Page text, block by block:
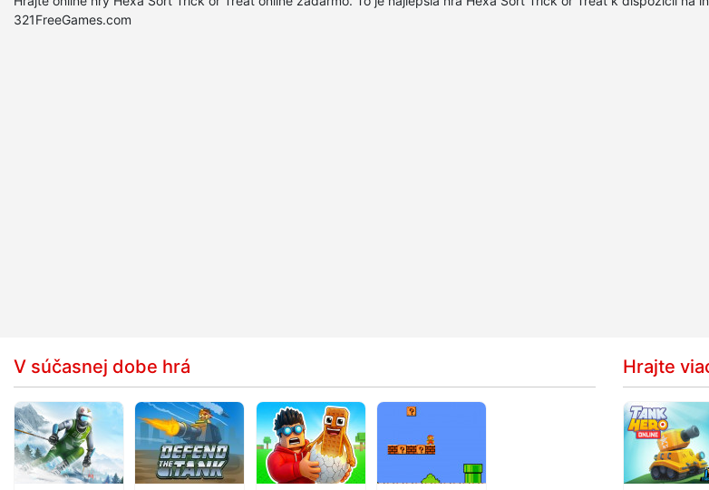
321FreeGames.com
V súčasnej dobe hrá Hrajte